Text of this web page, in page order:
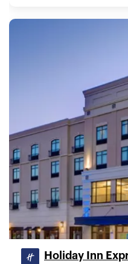
Holiday Inn